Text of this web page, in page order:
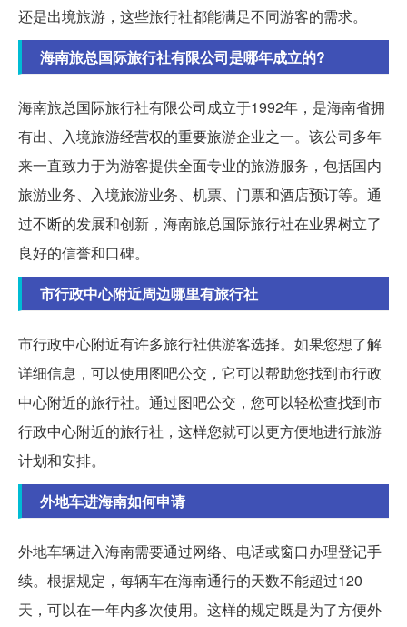
还是出境旅游，这些旅行社都能满足不同游客的需求。
海南旅总国际旅行社有限公司是哪年成立的?
海南旅总国际旅行社有限公司成立于1992年，是海南省拥
有出、入境旅游经营权的重要旅游企业之一。该公司多年
来一直致力于为游客提供全面专业的旅游服务，包括国内
旅游业务、入境旅游业务、机票、门票和酒店预订等。通
过不断的发展和创新，海南旅总国际旅行社在业界树立了
良好的信誉和口碑。
市行政中心附近周边哪里有旅行社
市行政中心附近有许多旅行社供游客选择。如果您想了解
详细信息，可以使用图吧公交，它可以帮助您找到市行政
中心附近的旅行社。通过图吧公交，您可以轻松查找到市
行政中心附近的旅行社，这样您就可以更方便地进行旅游
计划和安排。
外地车进海南如何申请
外地车辆进入海南需要通过网络、电话或窗口办理登记手
续。根据规定，每辆车在海南通行的天数不能超过120
天，可以在一年内多次使用。这样的规定既是为了方便外